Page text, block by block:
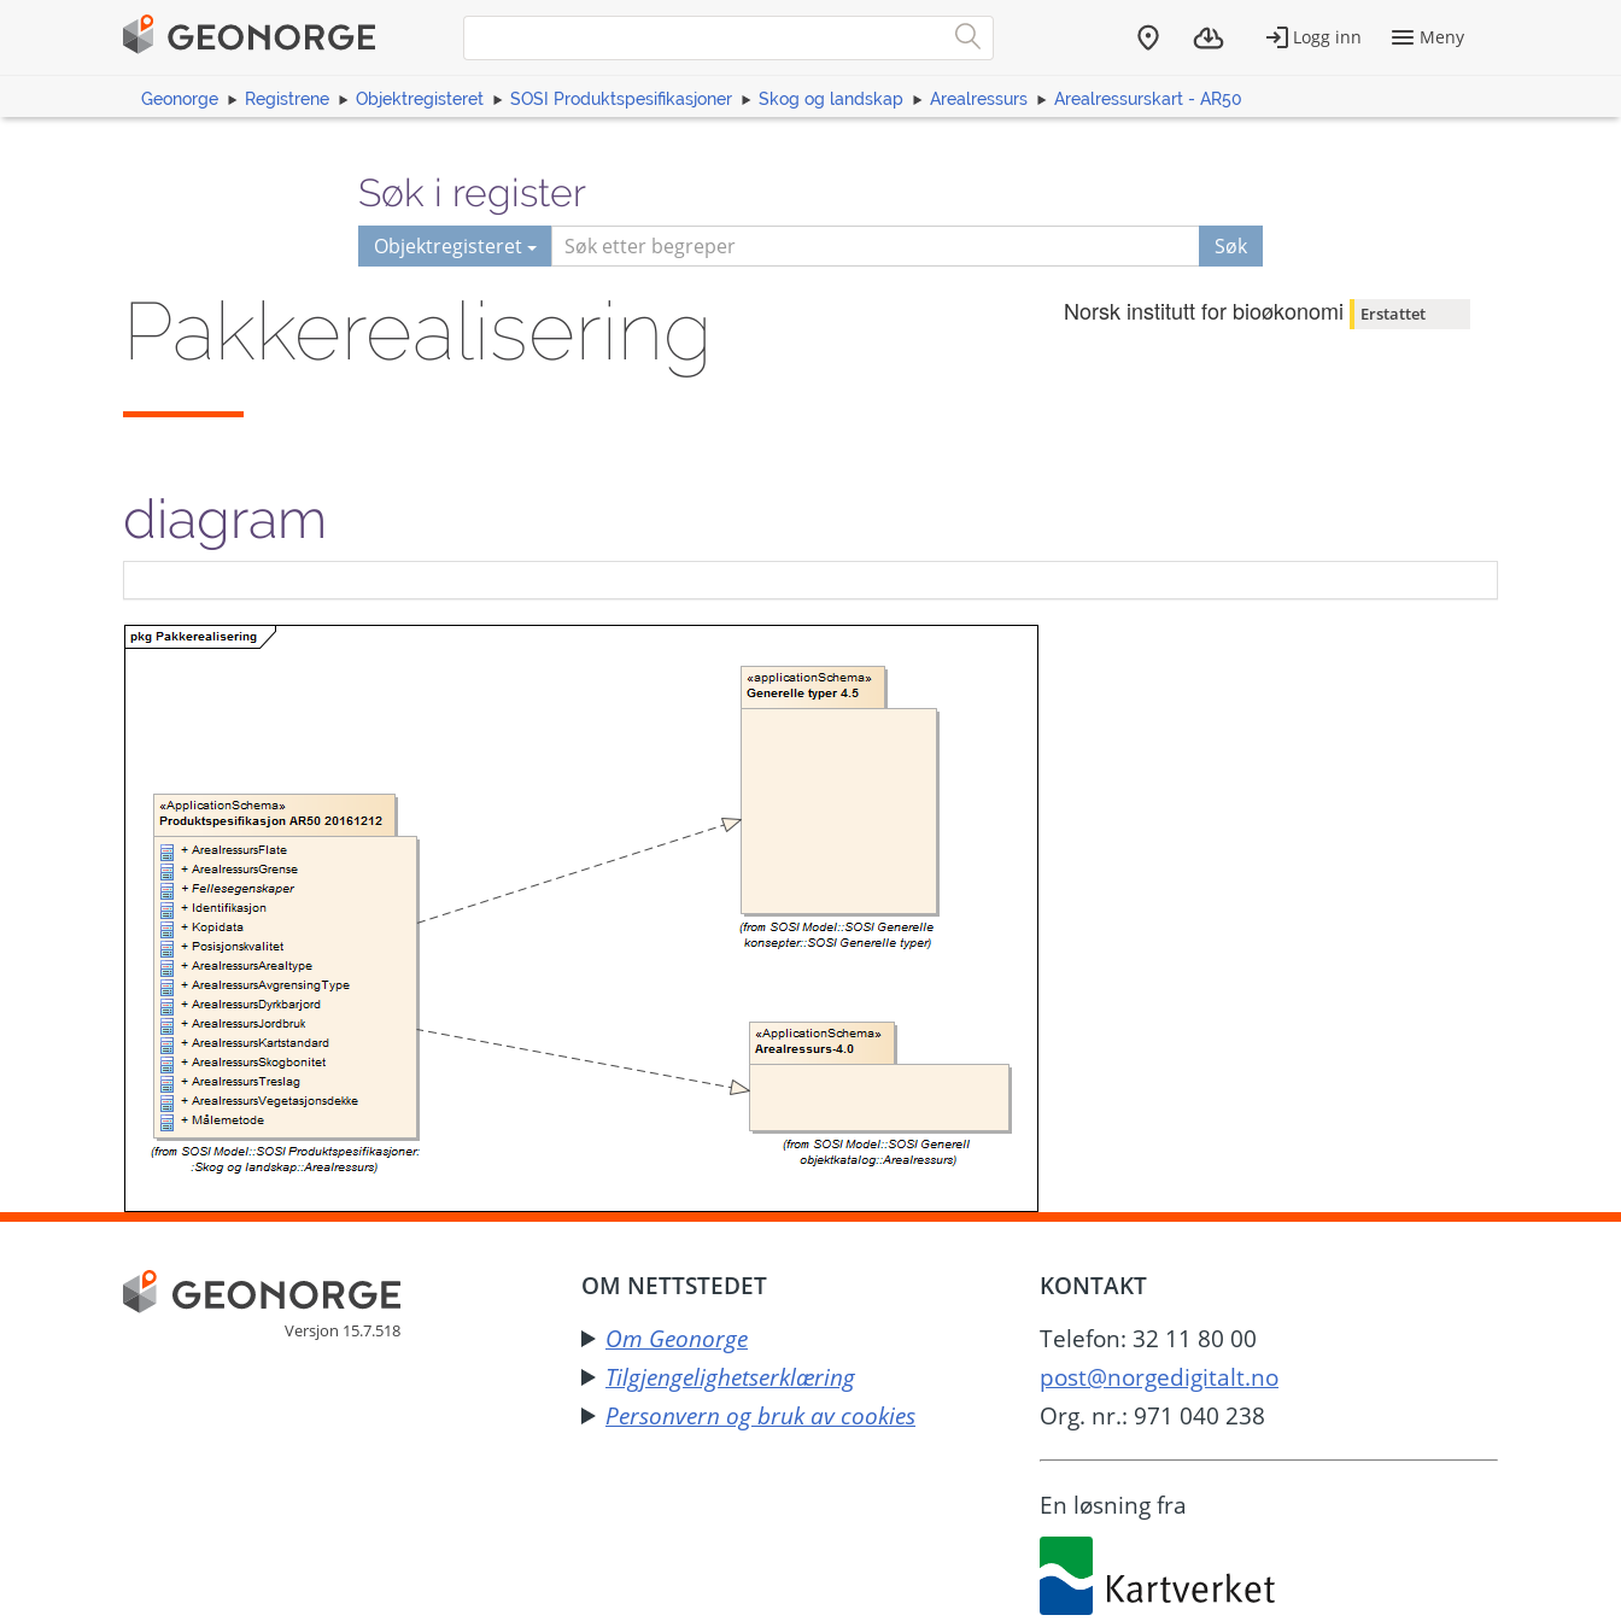
Geonorge Registrene Objektregisteret SOSI Produktspesifikasjoner Skog og landskap Arealressurs Arealressurskart - AR50
Søk i register
Objektregisteret Søk
Pakkerealisering
diagram
Norsk institutt for bioøkonomi Erstattet